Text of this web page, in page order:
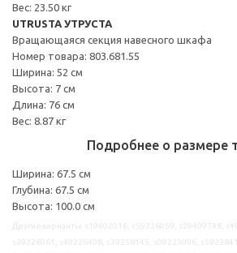
Вес: 23.50 кг
UTRUSTA УТРУСТА
Вращающаяся секция навесного шкафа
Номер товара: 803.681.55
Ширина: 52 см
Высота: 7 см
Длина: 76 см
Вес: 8.87 кг
Подробнее о размере
Ширина: 67.5 см
Глубина: 67.5 см
Высота: 100.0 см